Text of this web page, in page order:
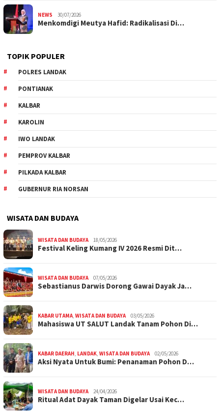
NEWS 30/07/2026
Menkomdigi Meutya Hafid: Radikalisasi Di…
TOPIK POPULER
POLRES LANDAK
PONTIANAK
KALBAR
KAROLIN
IWO LANDAK
PEMPROV KALBAR
PILKADA KALBAR
GUBERNUR RIA NORSAN
WISATA DAN BUDAYA
WISATA DAN BUDAYA 18/05/2026
Festival Keling Kumang IV 2026 Resmi Dit…
WISATA DAN BUDAYA 07/05/2026
Sebastianus Darwis Dorong Gawai Dayak Ja…
KABAR UTAMA, WISATA DAN BUDAYA 03/05/2026
Mahasiswa UT SALUT Landak Tanam Pohon Di…
KABAR DAERAH, LANDAK, WISATA DAN BUDAYA 02/05/2026
Aksi Nyata Untuk Bumi: Penanaman Pohon D…
WISATA DAN BUDAYA 24/04/2026
Ritual Adat Dayak Taman Digelar Usai Kec…